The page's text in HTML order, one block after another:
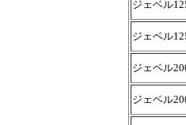
ジェベル
ジェベル
ジェベル
ジェベル